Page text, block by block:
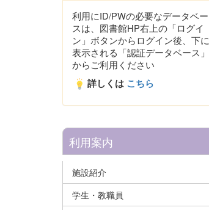
利用にID/PWの必要なデータベー
スは、図書館HP右上の「ログイ
ン」ボタンからログイン後、下に
表示される「認証データベース」
からご利用ください
詳しくは こちら
利用案内
施設紹介
学生・教職員